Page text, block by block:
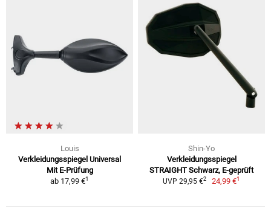
Louis
Verkleidungsspiegel Universal
Mit E-Prüfung
ab 17,99 €1
Shin-Yo
Verkleidungsspiegel
STRAIGHT Schwarz, E-geprüft
UVP 29,95 €2 24,99 €1